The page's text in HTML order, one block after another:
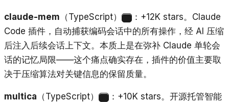
claude-mem （TypeScript）
：+12K stars。Claude
Code 插件，自动捕获编码会话中的所有操作，经 AI 压缩
后注入后续会话上下文。本质上是在弥补 Claude 单轮会
话的记忆局限——这个痛点确实存在，插件的价值主要取
决于压缩算法对关键信息的保留质量。
multica （TypeScript）
：+10K stars。开源托管智能